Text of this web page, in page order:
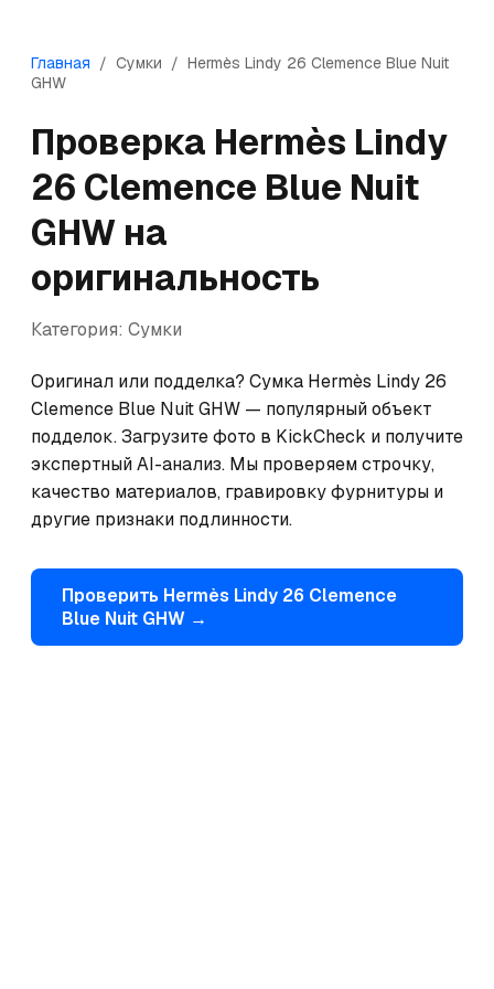
Главная / Сумки / Hermès Lindy 26 Clemence Blue Nuit
GHW
Проверка Hermès Lindy
26 Clemence Blue Nuit
GHW на
оригинальность
Категория: Сумки
Оригинал или подделка? Сумка Hermès Lindy 26
Clemence Blue Nuit GHW — популярный объект
подделок. Загрузите фото в KickCheck и получите
экспертный AI-анализ. Мы проверяем строчку,
качество материалов, гравировку фурнитуры и
другие признаки подлинности.
Проверить Hermès Lindy 26 Clemence
Blue Nuit GHW →